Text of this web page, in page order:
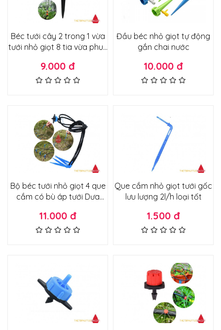
Béc tưới cây 2 trong 1 vừa
tưới nhỏ giọt 8 tia vừa phun
lưu lượng
9.000 đ
Đầu béc nhỏ giọt tự động
gắn chai nước
10.000 đ
Bộ béc tưới nhỏ giọt 4 que
cắm có bù áp tưới Dưa
11.000 đ
Que cắm nhỏ giọt tưới gốc
lưu lượng 2l/h loại tốt
1.500 đ